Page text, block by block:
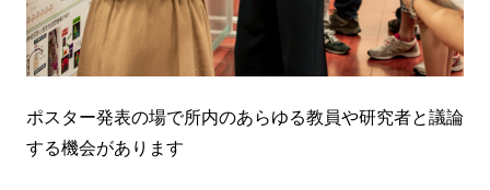
ポスター発表の場で所内のあらゆる教員や研究者と議論
する機会があります